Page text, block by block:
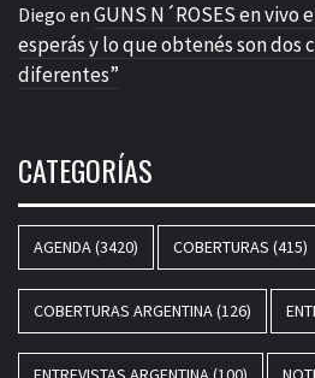
Diego en GUNS N´ROSES en vivo
esperás y lo que obtenés son dos
diferentes”
CATEGORÍAS
AGENDA(3420) COBERTURAS (415)
COBERTURAS ARGENTINA(126)